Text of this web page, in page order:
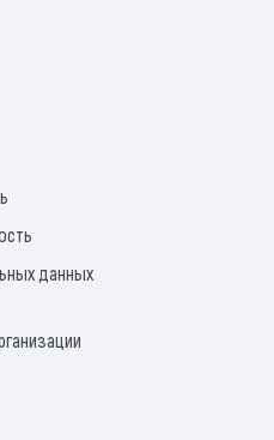
данных